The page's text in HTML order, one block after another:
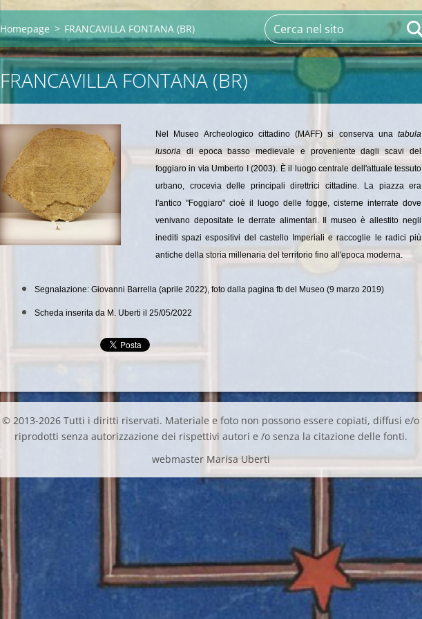
Homepage > FRANCAVILLA FONTANA (BR)
FRANCAVILLA FONTANA (BR)
Nel Museo Archeologico cittadino (MAFF) si conserva una tabula
lusoria di epoca basso medievale e proveniente dagli scavi del
foggiaro in via Umberto I (2003). È il luogo centrale dell'attuale tessuto
urbano, crocevia delle principali direttrici cittadine. La piazza era
l'antico "Foggiaro" cioè il luogo delle fogge, cisterne interrate dove
venivano depositate le derrate alimentari.Il museo è allestito negli
inediti spazi espositivi del castello Imperiali e raccoglie le radici più
antiche della storia millenaria del territorio fino all'epoca moderna.
Segnalazione: Giovanni Barrella (aprile 2022), foto dalla pagina fb del Museo (9 marzo 2019)
Scheda inserita da M. Uberti il 25/05/2022
© 2013-2026 Tutti i diritti riservati. Materiale e foto non possono essere copiati, diffusi e/o
riprodotti senza autorizzazione dei rispettivi autori e /o senza la citazione delle fonti.
webmaster Marisa Uberti